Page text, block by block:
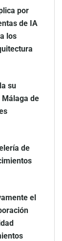
por
de IA
los
su
Málaga de
de
el